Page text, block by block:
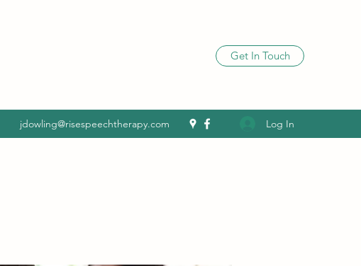
Get In Touch
jdowling@risespeechtherapy.com Log In